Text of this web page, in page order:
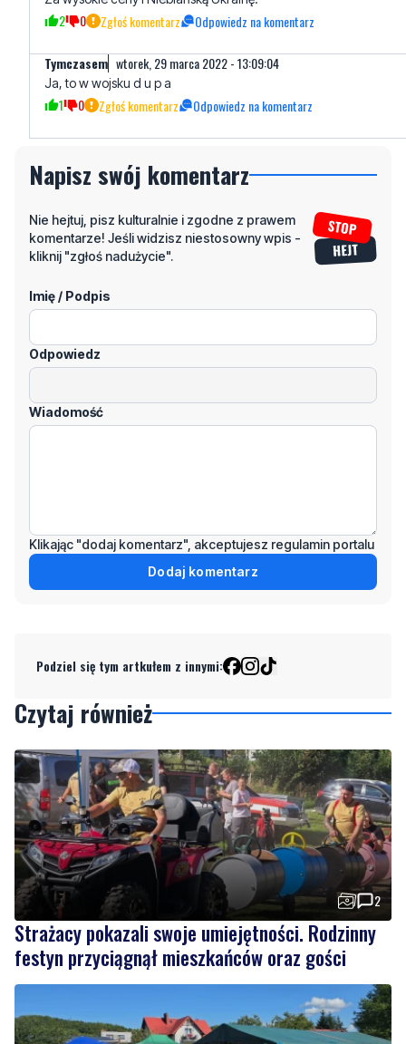
2 0 Zgłoś komentarz Odpowiedz na komentarz
Tymczasem wtorek, 29 marca 2022 - 13:09:04
Ja, to w wojsku d u p a
1 0 Zgłoś komentarz Odpowiedz na komentarz
Napisz swój komentarz
Nie hejtuj, pisz kulturalnie i zgodne z prawem
komentarze! Jeśli widzisz niestosowny wpis -
kliknij "zgłoś nadużycie".
Imię / Podpis
Odpowiedz
Wiadomość
Klikając "dodaj komentarz", akceptujesz regulamin portalu
Dodaj komentarz
Podziel się tym artkułem z innymi:
Czytaj również
2
Strażacy pokazali swoje umiejętności. Rodzinny
festyn przyciągnął mieszkańców oraz gości